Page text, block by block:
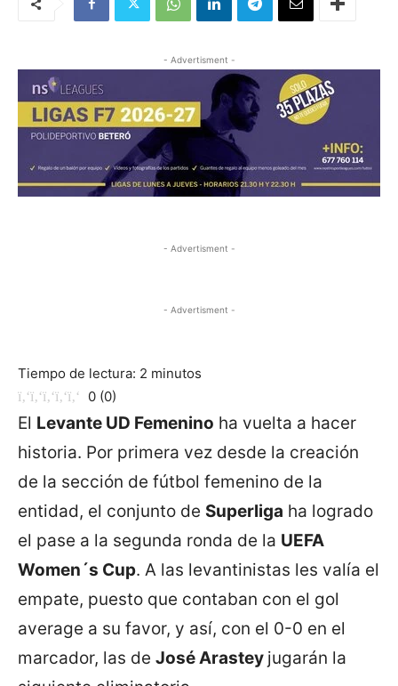
- Advertisment -
- Advertisment -
- Advertisment -
Tiempo de lectura: 2 minutos
0 (0)
El Levante UD Femenino ha vuelta a hacer
historia. Por primera vez desde la creación
de la sección de fútbol femenino de la
entidad, el conjunto de Superliga ha logrado
el pase a la segunda ronda de la UEFA
Women´s Cup. A las levantinistas les valía el
empate, puesto que contaban con el gol
average a su favor, y así, con el 0-0 en el
marcador, las de José Arastey jugarán la